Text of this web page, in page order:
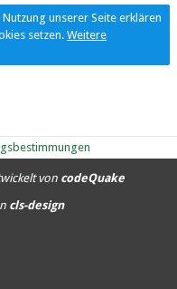
unserer Seite erklären
setzen. Weitere
von codeQuake
cls-design